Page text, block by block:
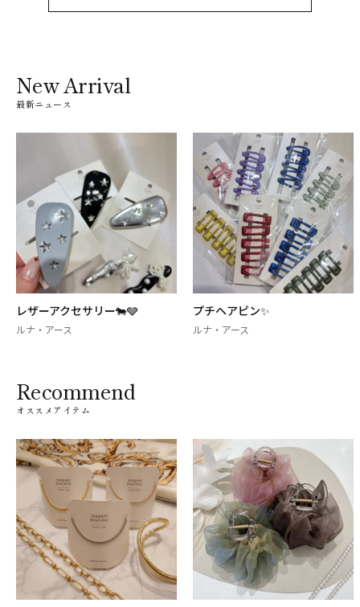
New Arrival
最新ニュース
レザーアクセサリー🐄🩶
ルナ・アース
プチヘアピン✨
ルナ・アース
Recommend
オススメアイテム